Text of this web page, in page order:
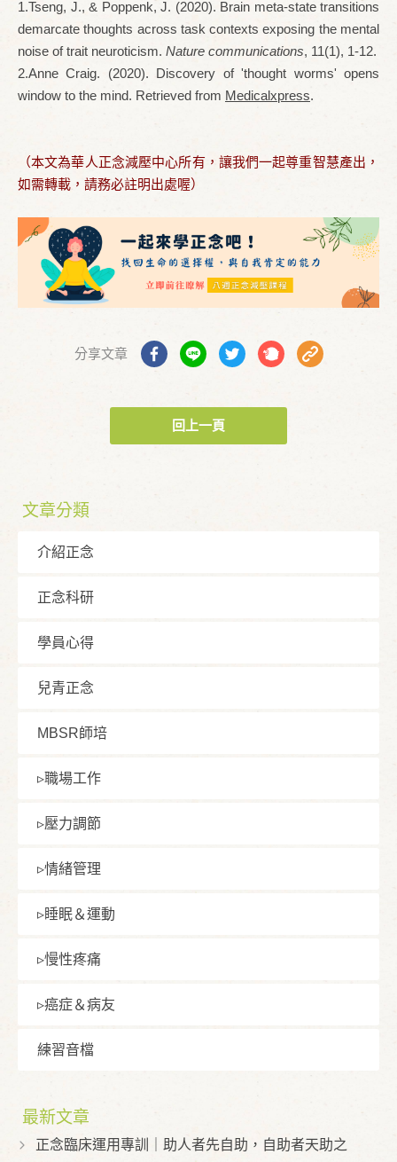
1.Tseng, J., & Poppenk, J. (2020). Brain meta-state transitions
demarcate thoughts across task contexts exposing the mental
noise of trait neuroticism. Nature communications, 11(1), 1-12.
2.Anne Craig. (2020). Discovery of 'thought worms' opens
window to the mind. Retrieved from Medicalxpress.
（本文為華人正念減壓中心所有，讓我們一起尊重智慧產出，
如需轉載，請務必註明出處喔）
分享文章
回上一頁
文章分類
介紹正念
正念科研
學員⼼得
兒青正念
MBSR師培
▹職場⼯作
▹壓⼒調節
▹情緒管理
▹睡眠＆運動
▹慢性疼痛
▹癌症＆病友
練習⾳檔
最新文章
正念臨床運用專訓｜助人者先自助，自助者天助之